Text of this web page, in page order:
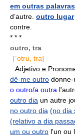
em outras palavras
d’autre. outro lugar
contre.
* * *
outro, tra
[`otru, tra]
Adjetivo e
dê-me outro
o outro/a outra
outro dia un autre
no outro dia (no dia
(relativo a dia
um ou outro l'un ou